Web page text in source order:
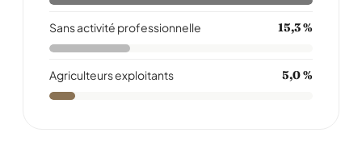
Sans activité professionnelle 15,3 %
Agriculteurs exploitants 5,0 %